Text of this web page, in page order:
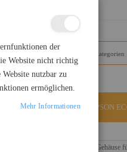
EPSON
ToughArmor MB992SK-B - Gehäuse
der
Website nicht richtig
nutzbar zu
ermöglichen.
Mehr Informationen